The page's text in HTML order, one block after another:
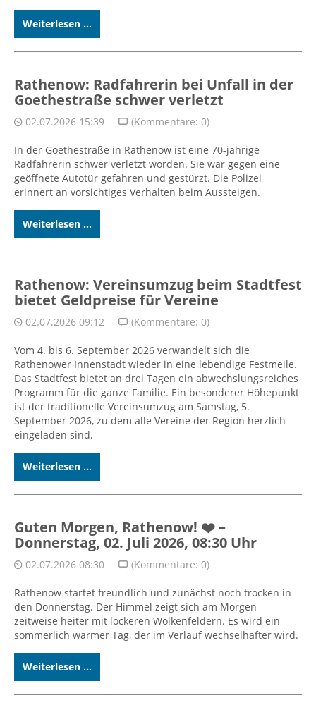
Weiterlesen ...
Rathenow: Radfahrerin bei Unfall in der
Goethestraße schwer verletzt
02.07.2026 15:39 (Kommentare: 0)
In der Goethestraße in Rathenow ist eine 70-jährige
Radfahrerin schwer verletzt worden. Sie war gegen eine
geöffnete Autotür gefahren und gestürzt. Die Polizei
erinnert an vorsichtiges Verhalten beim Aussteigen.
Weiterlesen ...
Rathenow: Vereinsumzug beim Stadtfest
bietet Geldpreise für Vereine
02.07.2026 09:12 (Kommentare: 0)
Vom 4. bis 6. September 2026 verwandelt sich die
Rathenower Innenstadt wieder in eine lebendige Festmeile.
Das Stadtfest bietet an drei Tagen ein abwechslungsreiches
Programm für die ganze Familie. Ein besonderer Höhepunkt
ist der traditionelle Vereinsumzug am Samstag, 5.
September 2026, zu dem alle Vereine der Region herzlich
eingeladen sind.
Weiterlesen ...
Guten Morgen, Rathenow! ❤️ –
Donnerstag, 02. Juli 2026, 08:30 Uhr
02.07.2026 08:30 (Kommentare: 0)
Rathenow startet freundlich und zunächst noch trocken in
den Donnerstag. Der Himmel zeigt sich am Morgen
zeitweise heiter mit lockeren Wolkenfeldern. Es wird ein
sommerlich warmer Tag, der im Verlauf wechselhafter wird.
Weiterlesen ...